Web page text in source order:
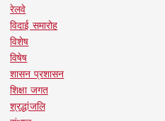
रेलवे
विदाई समारोह
विशेष
विषेष
शासन प्रशासन
शिक्षा जगत
श्रद्धांजलि